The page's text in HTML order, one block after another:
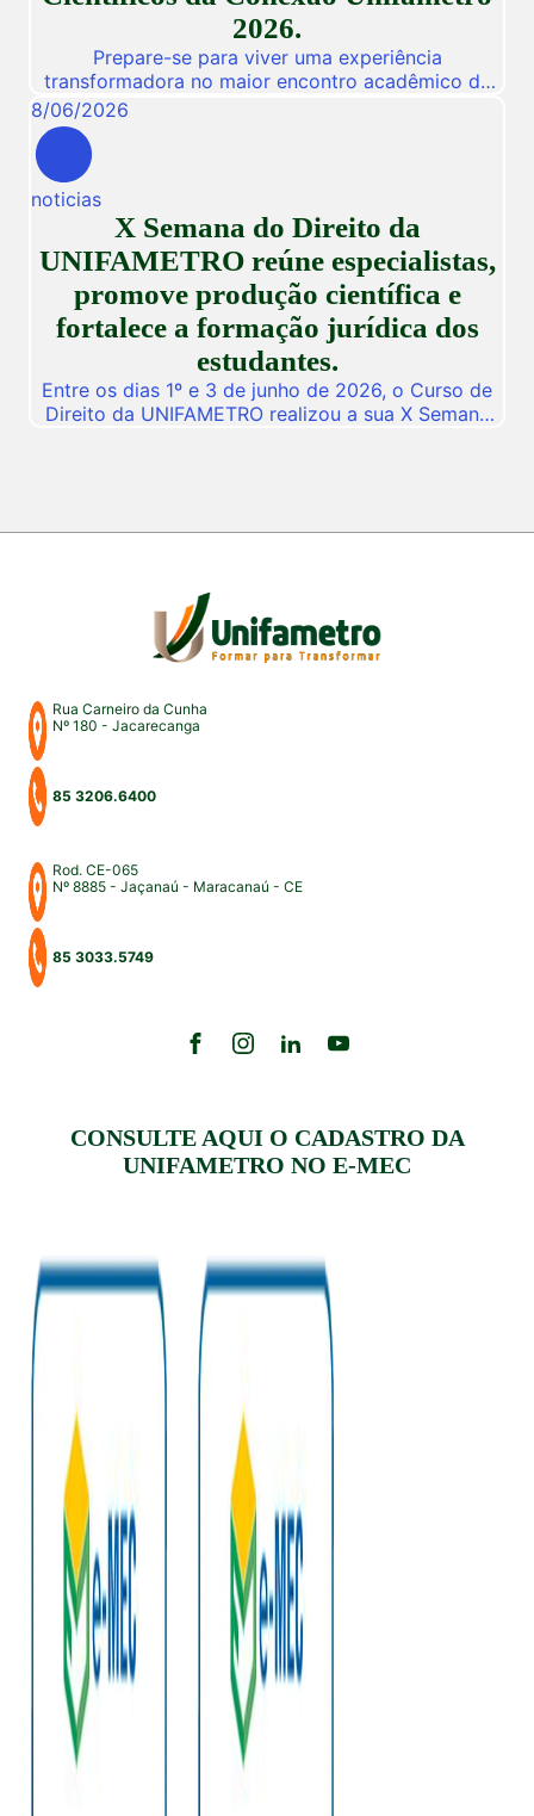
2026.
Prepare-se para viver uma experiência
transformadora no maior encontro acadêmico da
nossa instituição! De 03 a 05 de Novembro de
2026, a Unifametro abre suas portas para a
Conexão Unifametro 2026, um evento presencial
dedicado a fomentar a inovação, a troca de
vivências profissionais e a disseminação de
descobertas científicas. Com o propósito central
de […]
8/06/2026
noticias
X Semana do Direito da
UNIFAMETRO reúne especialistas,
promove produção científica e
fortalece a formação jurídica dos
estudantes.
Entre os dias 1º e 3 de junho de 2026, o Curso de
Direito da UNIFAMETRO realizou a sua X Semana
professores, profissionais do Direito e convidados
Rua Carneiro da Cunha
Nº 180 - Jacarecanga
85 3206.6400
Rod. CE-065
Nº 8885 - Jaçanaú - Maracanaú - CE
85 3033.5749
CONSULTE AQUI O CADASTRO DA
UNIFAMETRO NO E-MEC